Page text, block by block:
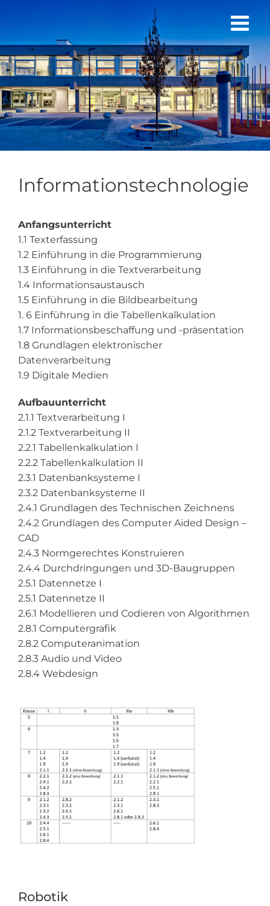
Informationstechnologie
Anfangsunterricht
1.1 Texterfassung
1.2 Einführung in die Programmierung
1.3 Einführung in die Textverarbeitung
1.4 Informationsaustausch
1.5 Einführung in die Bildbearbeitung
1. 6 Einführung in die Tabellenkalkulation
1.7 Informationsbeschaffung und -präsentation
1.8 Grundlagen elektronischer
Datenverarbeitung
1.9 Digitale Medien
Aufbauunterricht
2.1.1 Textverarbeitung I
2.1.2 Textverarbeitung II
2.2.1 Tabellenkalkulation I
2.2.2 Tabellenkalkulation II
2.3.1 Datenbanksysteme I
2.3.2 Datenbanksysteme II
2.4.1 Grundlagen des Technischen Zeichnens
2.4.2 Grundlagen des Computer Aided Design –
CAD
2.4.3 Normgerechtes Konstruieren
2.4.4 Durchdringungen und 3D-Baugruppen
2.5.1 Datennetze I
2.5.1 Datennetze II
2.6.1 Modellieren und Codieren von Algorithmen
2.8.1 Computergrafik
2.8.2 Computeranimation
2.8.3 Audio und Video
2.8.4 Webdesign
Robotik